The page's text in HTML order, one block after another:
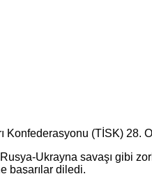
(TİSK) 28.
Ukrayna savaşı gibi
başarılar diledi.